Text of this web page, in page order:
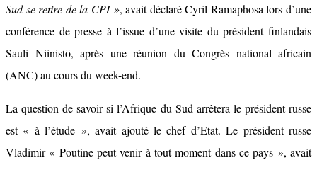
Sud se retire de la CPI », avait déclaré Cyril Ramaphosa lors d’une
conférence de presse à l’issue d’une visite du président finlandais
Sauli Niinistö, après une réunion du Congrès national africain
(ANC) au cours du week-end.
La question de savoir si l’Afrique du Sud arrêtera le président russe
est « à l’étude », avait ajouté le chef d’Etat. Le président russe
Vladimir « Poutine peut venir à tout moment dans ce pays », avait